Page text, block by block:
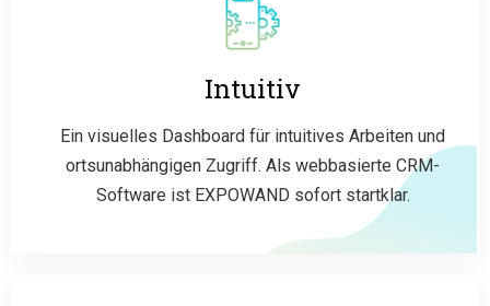
Intuitiv
Ein visuelles Dashboard für intuitives Arbeiten und
ortsunabhängigen Zugriff. Als webbasierte CRM-
Software ist EXPOWAND sofort startklar.